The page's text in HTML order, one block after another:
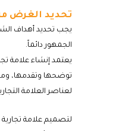
تحديد الغرض
يجب تحديد أهداف
الجمهور دائماً.
يعتمد إنشاء علامة
توضحها وتقدمها،
لعناصرالعلامة
لتصميم علامة